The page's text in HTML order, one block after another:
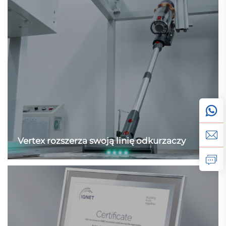
Vertex rozszerza swoją linię odkurzaczy
Tło: Vertex to ugruntowana europejska marka skupiająca
dysponująca stabilną siecią sprzedaży offline. W II
kwartale 2026 r., mając na celu uzupełnienie swojego
portfela produktów, Vertex zaplanowała wprowadzenie
linii odkurzaczy, w szczególności skierowanej do...